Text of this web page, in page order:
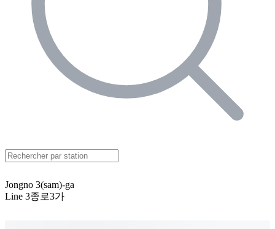
Jongno 3(sam)-ga
Line 3종로3가